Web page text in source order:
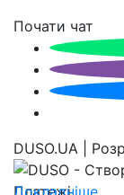
Докладніше
Почати чат
DUSO.UA |